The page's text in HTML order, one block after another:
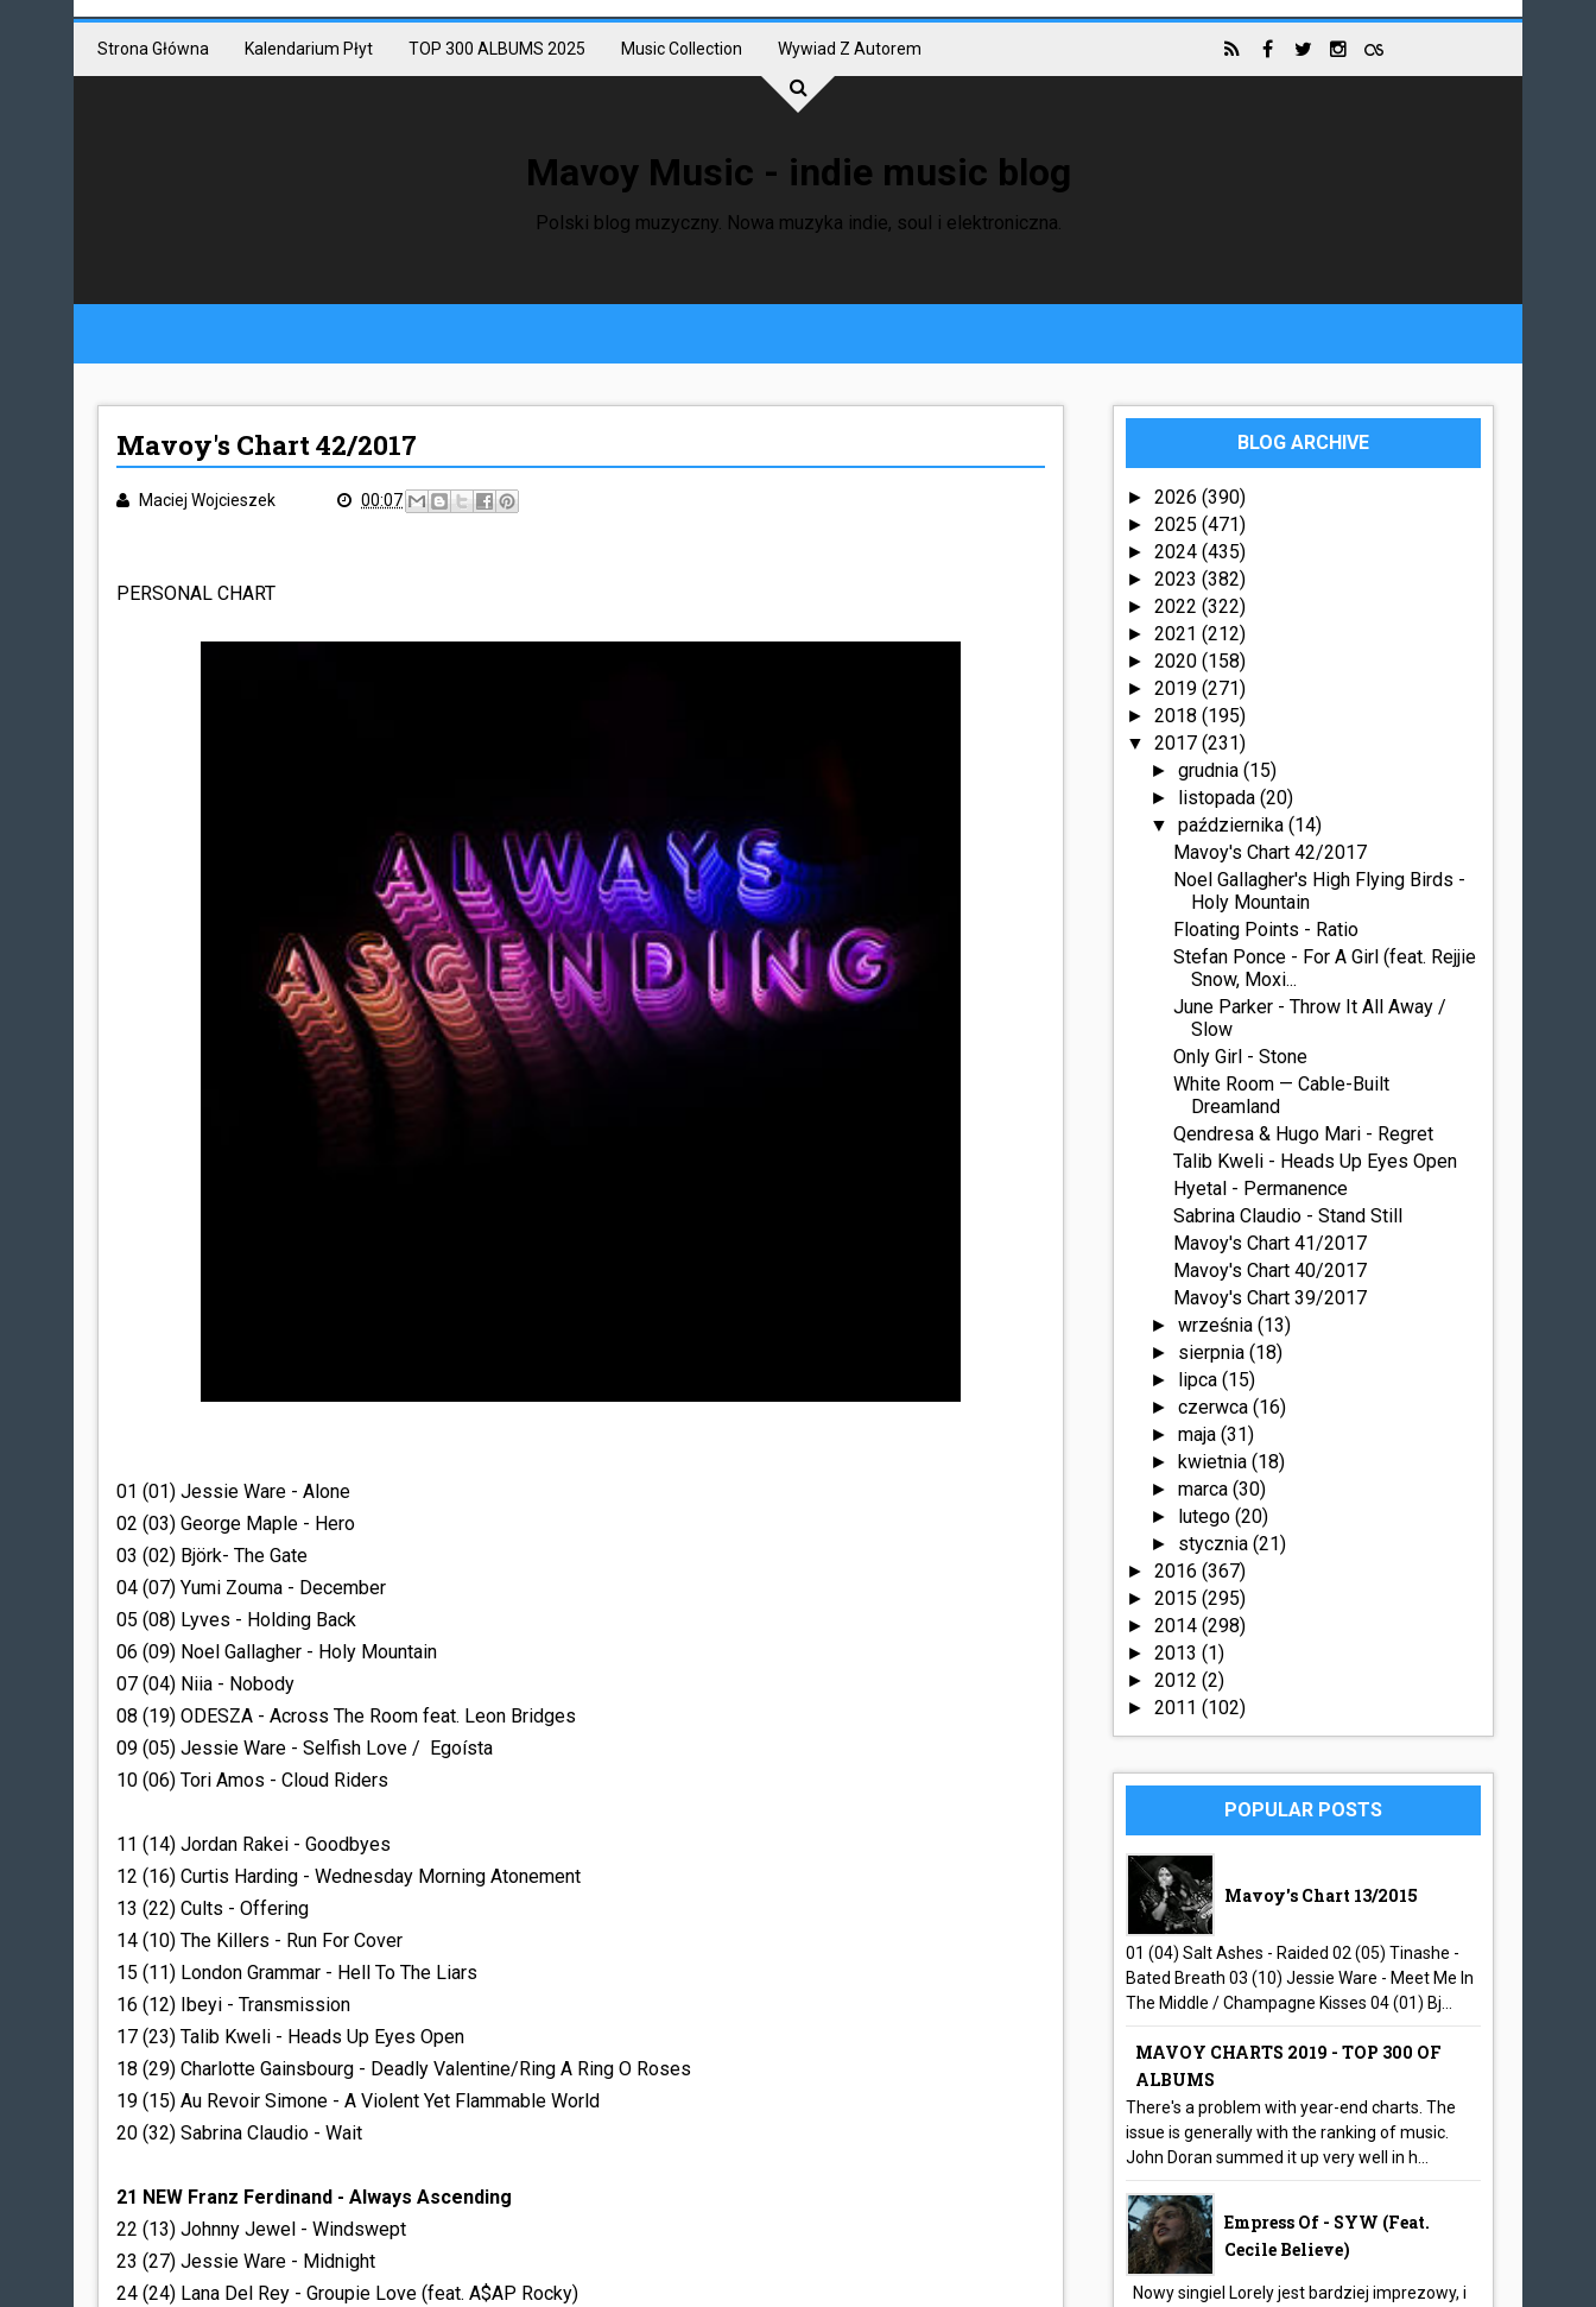
Strona Główna Kalendarium Płyt TOP 300 ALBUMS 2025 Music Collection Wywiad Z Autorem
Mavoy Music - indie music blog
Polski blog muzyczny. Nowa muzyka indie, soul i elektroniczna.
Mavoy's Chart 42/2017
Maciej Wojcieszek 00:07
PERSONAL CHART
01 (01) Jessie Ware - Alone
02 (03) George Maple - Hero
03 (02) Björk- The Gate
04 (07) Yumi Zouma - December
05 (08) Lyves - Holding Back
06 (09) Noel Gallagher - Holy Mountain
07 (04) Niia - Nobody
08 (19) ODESZA - Across The Room feat. Leon Bridges
09 (05) Jessie Ware - Selfish Love / Egoísta
10 (06) Tori Amos - Cloud Riders
11 (14) Jordan Rakei - Goodbyes
12 (16) Curtis Harding - Wednesday Morning Atonement
13 (22) Cults - Offering
14 (10) The Killers - Run For Cover
15 (11) London Grammar - Hell To The Liars
16 (12) Ibeyi - Transmission
17 (23) Talib Kweli - Heads Up Eyes Open
18 (29) Charlotte Gainsbourg - Deadly Valentine/Ring A Ring O Roses
19 (15) Au Revoir Simone - A Violent Yet Flammable World
20 (32) Sabrina Claudio - Wait
21 NEW Franz Ferdinand - Always Ascending
22 (13) Johnny Jewel - Windswept
23 (27) Jessie Ware - Midnight
24 (24) Lana Del Rey - Groupie Love (feat. A$AP Rocky)
BLOG ARCHIVE
►2026(390)
►2025(471)
►2024(435)
►2023(382)
►2022(322)
►2021(212)
►2020(158)
►2019(271)
►2018(195)
▼2017(231)
► grudnia (15)
► listopada (20)
▼ października (14)
Mavoy's Chart 42/2017
Noel Gallagher's High Flying Birds -
Holy Mountain
Floating Points - Ratio
Stefan Ponce - For A Girl (feat. Rejjie
Snow, Moxi...
June Parker - Throw It All Away /
Slow
Only Girl - Stone
White Room — Cable-Built
Dreamland
Qendresa & Hugo Mari - Regret
Talib Kweli - Heads Up Eyes Open
Hyetal - Permanence
Sabrina Claudio - Stand Still
Mavoy's Chart 41/2017
Mavoy's Chart 40/2017
Mavoy's Chart 39/2017
► września (13)
► sierpnia (18)
► lipca (15)
► czerwca (16)
► maja (31)
► kwietnia (18)
► marca (30)
► lutego (20)
► stycznia (21)
►2016(367)
►2015(295)
►2014(298)
►2013(1)
►2012(2)
►2011(102)
POPULAR POSTS
Mavoy's Chart 13/2015
01 (04) Salt Ashes - Raided 02 (05) Tinashe -
Bated Breath 03 (10) Jessie Ware - Meet Me In
The Middle / Champagne Kisses 04 (01) Bj...
MAVOY CHARTS 2019 - TOP 300 OF
ALBUMS
There's a problem with year-end charts. The
issue is generally with the ranking of music.
John Doran summed it up very well in h...
Empress Of - SYW (feat.
Cecile Believe)
Nowy singiel Lorely jest bardziej imprezowy, i